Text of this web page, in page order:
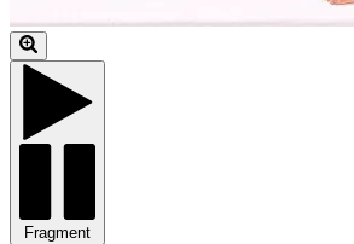
Fragment